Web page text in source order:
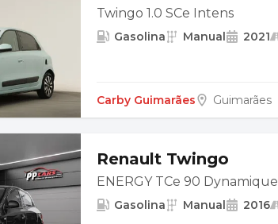
Twingo 1.0 SCe Intens
Gasolina Manual 2021
Carby Guimarães Guimarães
Renault Twingo
ENERGY TCe 90 Dynamique
Gasolina Manual 2016